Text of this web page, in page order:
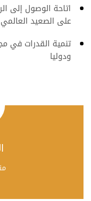
اتاحة الوصول إلى
على الصعيد العالمي
تنمية القدرات في
ودوليا